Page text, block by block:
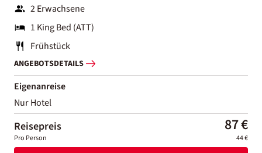
2 Erwachsene
1 King Bed (ATT)
Frühstück
ANGEBOTSDETAILS
Eigenanreise
Nur Hotel
Reisepreis 87 €
Pro Person 44 €